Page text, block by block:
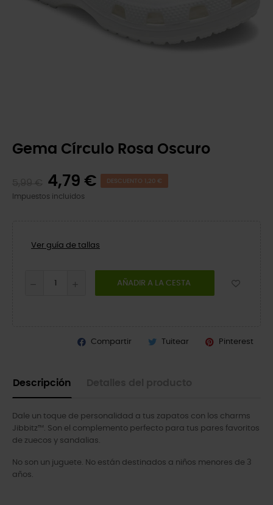
Gema Círculo Rosa Oscuro
4,79 € DESCUENTO 1,20 €
Impuestos incluidos
Ver guía de tallas
AÑADIR A LA CESTA
Compartir Tuitear Pinterest
Descripción
Dale un toque de personalidad a tus zapatos con los charms
Jibbitz™. Son el complemento perfecto para tus pares favoritos
de zuecos y sandalias.
No son un juguete. No están destinados a niños menores de 3
años.